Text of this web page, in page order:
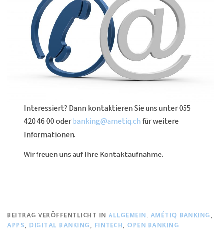
Interessiert? Dann kontaktieren Sie uns unter 055
420 46 00 oderbanking@ametiq.chfür weitere
Informationen.
Wir freuen uns auf Ihre Kontaktaufnahme.
BEITRAG VERÖFFENTLICHT IN ALLGEMEIN, AMÉTIQ BANKING,
APPS, DIGITAL BANKING, FINTECH, OPEN BANKING